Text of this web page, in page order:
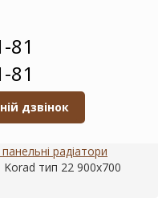
81
81
дзвінок
радіатори
тип 22 900х700